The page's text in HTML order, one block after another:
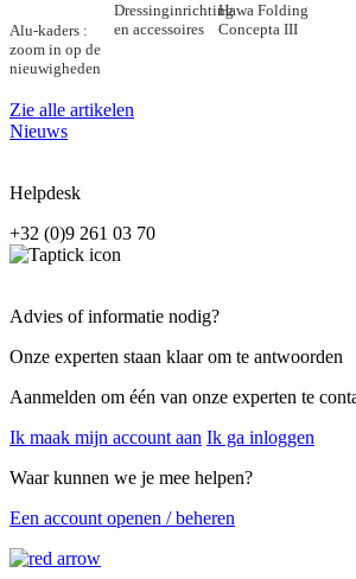
Alu-kaders :
zoom in op de
nieuwigheden
Dressinginrichting
en accessoires
Hawa Folding
Concepta III
Zie alle artikelen
Nieuws
Helpdesk
+32 (0)9 261 03 70
Advies of informatie nodig?
Onze experten staan klaar om te antwoorden
Aanmelden om één van onze experten te
Ik maak mijn account aan Ik ga inloggen
Waar kunnen we je mee helpen?
Een account openen / beheren